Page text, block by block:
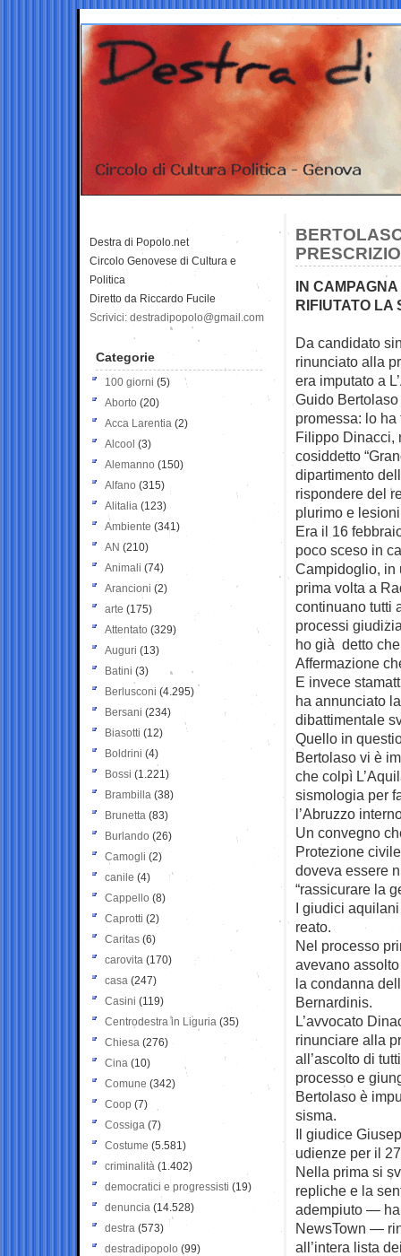
IN
RIFIUTATO LA
Da candidato
rinunciato alla
era imputato a
Guido
promessa: lo
Filippo Dinacci,
cosiddetto
dipartimento
rispondere del
plurimo e
Era il 16
poco sceso in
Campidoglio, in
prima volta a
continuano tutti
processi
ho già detto
Affermazione
E invece
ha annunciato
dibattimentale
Quello in
Bertolaso vi è
che colpì
sismologia per
l’Abruzzo
Un convegno
Protezione
doveva essere
“rassicurare la
I giudici
reato.
Nel processo
avevano
la condanna
Bernardinis.
L’avvocato
rinunciare alla
all’ascolto di
processo e
Bertolaso è
sisma.
Il giudice
udienze per il
Nella prima si
repliche e la
adempiuto — ha
NewsTown —
all’intera lista
Destra di Popolo.net
Circolo Genovese di Cultura e
Politica
Diretto da Riccardo Fucile
Scrivici: destradipopolo@gmail.com
Categorie
100 giorni (5)
Aborto (20)
Acca Larentia (2)
Alcool (3)
Alemanno (150)
Alfano (315)
Alitalia (123)
Ambiente (341)
AN (210)
Animali (74)
Arancioni (2)
arte (175)
Attentato (329)
Auguri (13)
Batini (3)
Berlusconi (4.295)
Bersani (234)
Biasotti (12)
Boldrini (4)
Bossi (1.221)
Brambilla (38)
Brunetta (83)
Burlando (26)
Camogli (2)
canile (4)
Cappello (8)
Caprotti (2)
Caritas (6)
carovita (170)
casa (247)
Casini (119)
Centrodestra in Liguria (35)
Chiesa (276)
Cina (10)
Comune (342)
Coop (7)
Cossiga (7)
Costume (5.581)
criminalità (1.402)
democratici e progressisti (19)
denuncia (14.528)
destra (573)
destradipopolo (99)